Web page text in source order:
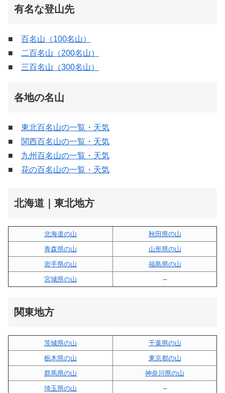
有名な登山先
■ 百名山（100名山）
■
二百名山（200名山）
■ 三百名山（300名山）
各地の名山
■ 東北百名山の一覧・天気
■ 関西百名山の一覧・天気
■ 九州百名山の一覧・天気
■ 花の百名山の一覧・天気
北海道｜東北地方
北海道の山
秋田県の山
青森県の山
山形県の山
岩手県の山
福島県の山
宮城県の山
–
関東地方
茨城県の山
千葉県の山
栃木県の山
東京都の山
群馬県の山
神奈川県の山
埼玉県の山
–